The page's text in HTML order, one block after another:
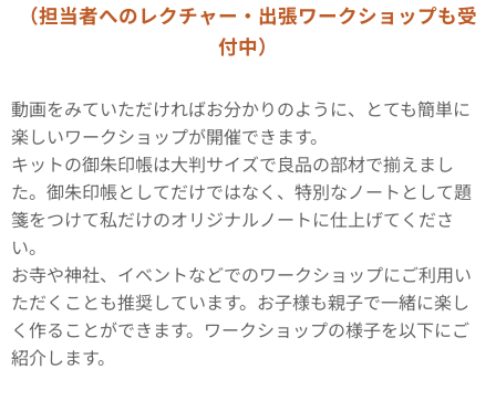
（担当者へのレクチャー・出張ワークショップも受
付中）
動画をみていただければお分かりのように、とても簡単に
楽しいワークショップが開催できます。
キットの御朱印帳は大判サイズで良品の部材で揃えまし
た。御朱印帳としてだけではなく、特別なノートとして題
箋をつけて私だけのオリジナルノートに仕上げてくださ
い。
お寺や神社、イベントなどでのワークショップにご利用い
ただくことも推奨しています。お子様も親子で一緒に楽し
く作ることができます。ワークショップの様子を以下にご
紹介します。